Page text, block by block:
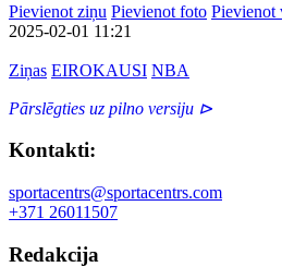
Pievienot ziņu Pievienot foto Pievienot
2025-02-01 11:21
Ziņas EIROKAUSI NBA
Pārslēgties uz pilno versiju ⊳
Kontakti:
sportacentrs@sportacentrs.com
+371 26011507
Redakcija